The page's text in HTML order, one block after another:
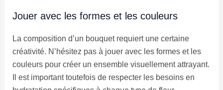
Jouer avec les formes et les couleurs
La composition d’un bouquet requiert une certaine
créativité. N’hésitez pas à jouer avec les formes et les
couleurs pour créer un ensemble visuellement attrayant.
Il est important toutefois de respecter les besoins en